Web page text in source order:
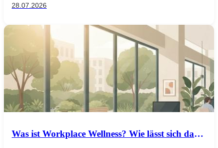
28.07.2026
Was ist Workplace Wellness? Wie lässt sich das